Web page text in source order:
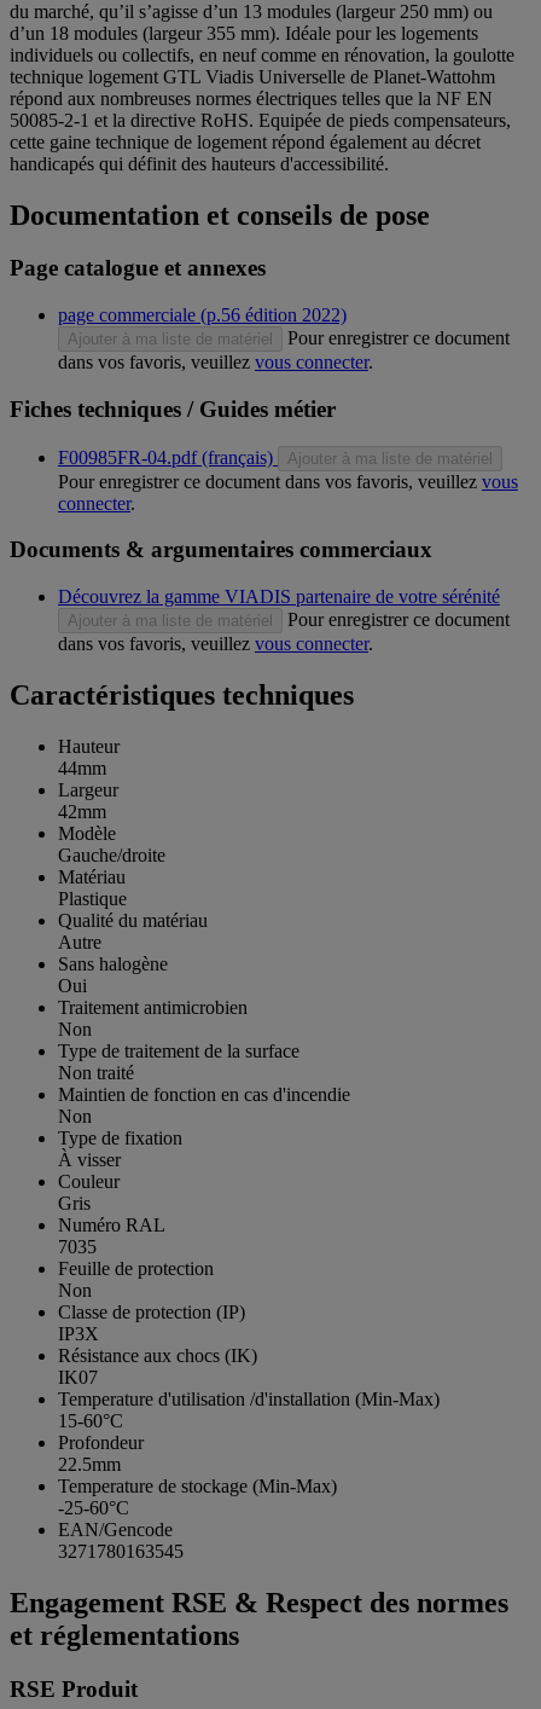
du marché, qu’il s’agisse d’un 13 modules (largeur 250 mm) ou
d’un 18 modules (largeur 355 mm). Idéale pour les logements
individuels ou collectifs, en neuf comme en rénovation, la goulotte
technique logement GTL Viadis Universelle de Planet-Wattohm
répond aux nombreuses normes électriques telles que la NF EN
50085-2-1 et la directive RoHS. Equipée de pieds compensateurs,
cette gaine technique de logement répond également au décret
handicapés qui définit des hauteurs d'accessibilité.
Documentation et conseils de pose
Page catalogue et annexes
page commerciale (p.56 édition 2022)
Ajouter à ma liste de matériel
Pour enregistrer ce document
dans vos favoris, veuillez vous connecter.
Fiches techniques / Guides métier
F00985FR-04.pdf (français) Ajouter à ma liste de matériel
Pour enregistrer ce document dans vos favoris, veuillez vous
connecter.
Documents & argumentaires commerciaux
Découvrez la gamme VIADIS partenaire de votre sérénité
Ajouter à ma liste de matériel
Pour enregistrer ce document
dans vos favoris, veuillez vous connecter.
Caractéristiques techniques
Hauteur
44mm
Largeur
42mm
Modèle
Gauche/droite
Matériau
Plastique
Qualité du matériau
Autre
Sans halogène
Oui
Traitement antimicrobien
Non
Type de traitement de la surface
Non traité
Maintien de fonction en cas d'incendie
Non
Type de fixation
À visser
Couleur
Gris
Numéro RAL
7035
Feuille de protection
Non
Classe de protection (IP)
IP3X
Résistance aux chocs (IK)
IK07
Temperature d'utilisation /d'installation (Min-Max)
15-60°C
Profondeur
22.5mm
Temperature de stockage (Min-Max)
-25-60°C
EAN/Gencode
3271780163545
Engagement RSE & Respect des normes
et réglementations
RSE Produit